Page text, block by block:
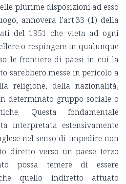
plurime disposizioni ad esso
annovera l'art.33 (1) della
del 1951 che vieta ad ogni
o respingere in qualunque
le frontiere di paesi in cui la
sarebbero messe in pericolo a
religione, della nazionalità,
determinato gruppo sociale o
Questa fondamentale
interpretata estensivamente
nel senso di impedire non
diretto verso un paese terzo
possa temere di essere
quello indiretto attuato